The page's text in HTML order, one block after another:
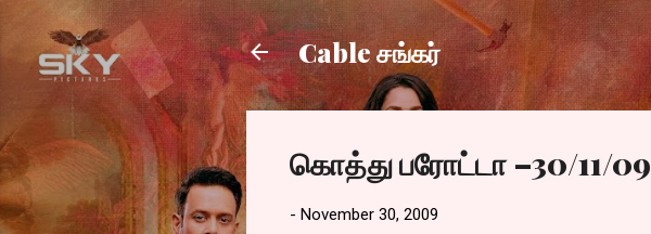
Cable சங்கர்
கொத்து பரோட்டா –30/11/09
- November 30, 2009